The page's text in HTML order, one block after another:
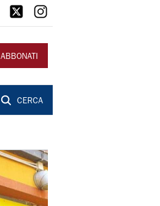
ABBONATI
CERCA